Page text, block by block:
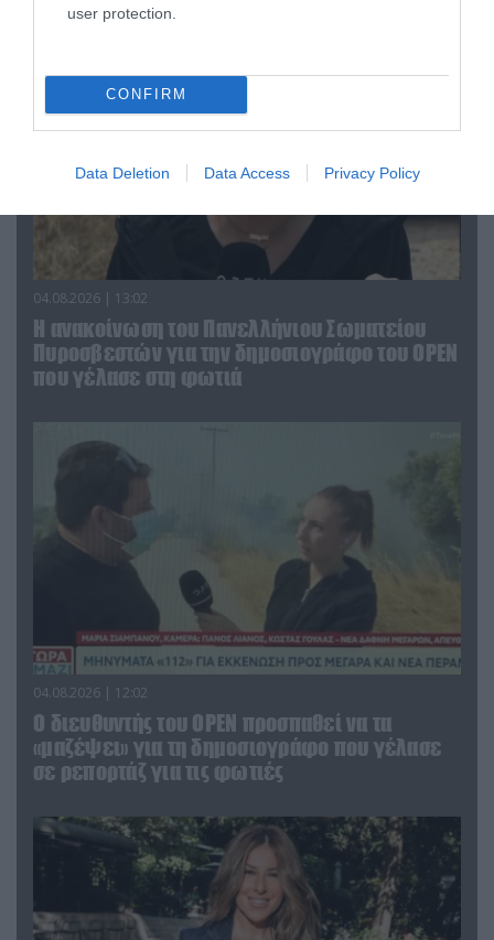
user protection.
CONFIRM
Data Deletion Data Access Privacy Policy
04.08.2026 | 13:02
Η ανακοίνωση του Πανελλήνιου Σωματείου
Πυροσβεστών για την δημοσιογράφο του OPEN
που γέλασε στη φωτιά
04.08.2026 | 12:02
O διευθυντής του OPEN προσπαθεί να τα
«μαζέψει» για τη δημοσιογράφο που γέλασε
σε ρεπορτάζ για τις φωτιές